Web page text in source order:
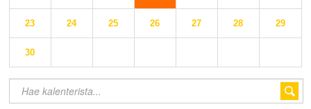
23 24 25 26 27 28 29
30